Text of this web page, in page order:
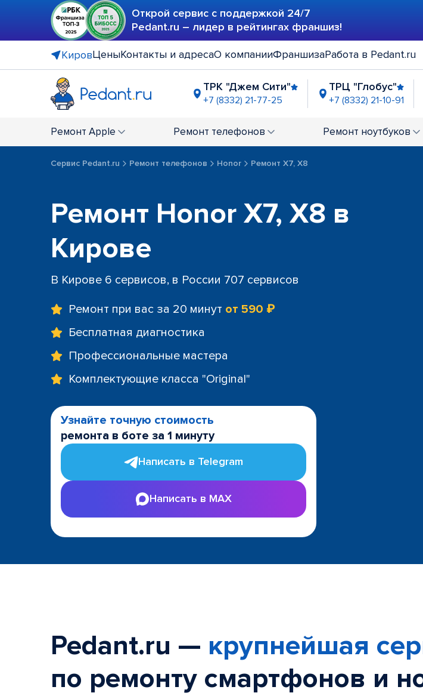
Открой сервис с поддержкой 24/7
Pedant.ru – лидер в рейтингах франшиз!
КировЦеныКонтакты и адресаО компанииФраншизаРабота в Pedant.ru
ТРК "Джем Сити"
+7 (8332) 21-77-25
ТРЦ "Глобус"
+7 (8332) 21-10-91
+7 (8332) 21-56-76 +7 (8332) 21-56-68
Ремонт Apple Ремонт телефонов Ремонт ноутбуков
Сервис Pedant.ru Ремонт телефонов Honor Ремонт X7, X8
Ремонт Honor X7, X8 в
Кирове
В Кирове 6 сервисов, в России 707 сервисов
Ремонт при вас за 20 минут от 590 ₽
Бесплатная диагностика
Профессиональные мастера
Комплектующие класса "Original"
Узнайте точную стоимость
ремонта в боте за 1 минуту
Написать в Telegram
Написать в MAX
Pedant.ru — крупнейшая
по ремонту смартфонов и